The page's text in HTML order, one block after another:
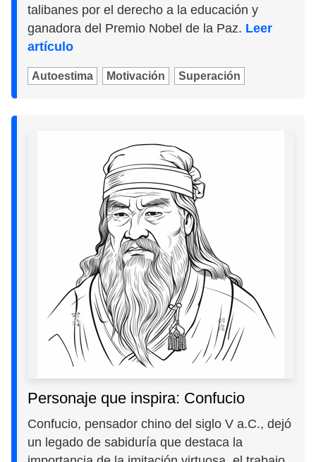
talibanes por el derecho a la educación y
ganadora del Premio Nobel de la Paz. Leer
artículo
Autoestima Motivación Superación
Personaje que inspira: Confucio
Confucio, pensador chino del siglo V a.C., dejó
un legado de sabiduría que destaca la